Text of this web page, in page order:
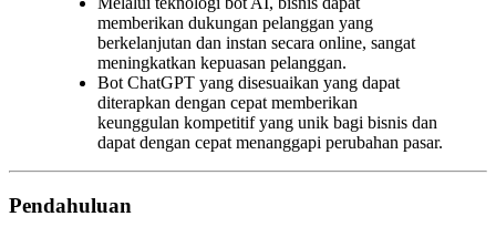
memberikan dukungan pelanggan yang
berkelanjutan dan instan secara online, sangat
meningkatkan kepuasan pelanggan.
Bot ChatGPT yang disesuaikan yang dapat
diterapkan dengan cepat memberikan
keunggulan kompetitif yang unik bagi bisnis dan
dapat dengan cepat menanggapi perubahan pasar.
Pendahuluan